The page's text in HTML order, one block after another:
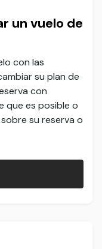
un vuelo de
con las
su plan de
con
que es posible o
su reserva o